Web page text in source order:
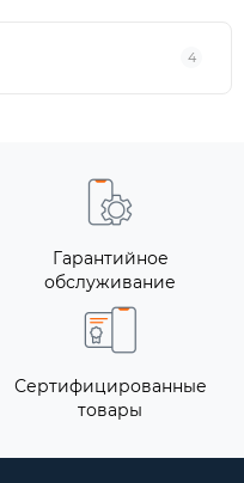
4
Гарантийное
обслуживание
Сертифицированные
товары